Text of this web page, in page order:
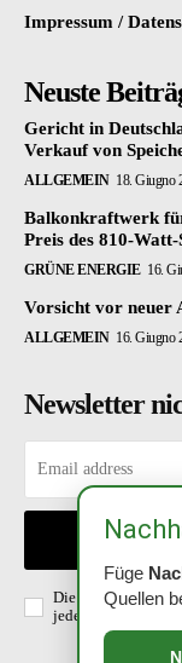
Impressum /
Neuste
Gericht in
Verkauf von
ALLGEMEIN 18. Giugno
Balkonkraftwerk
Preis des 810-
GRÜNE ENERGIE 16.
Vorsicht vor neuer
ALLGEMEIN 16. Giugno
Newsletter
Die Richtlinien
jederzeit möglich.
Füge
Quellen